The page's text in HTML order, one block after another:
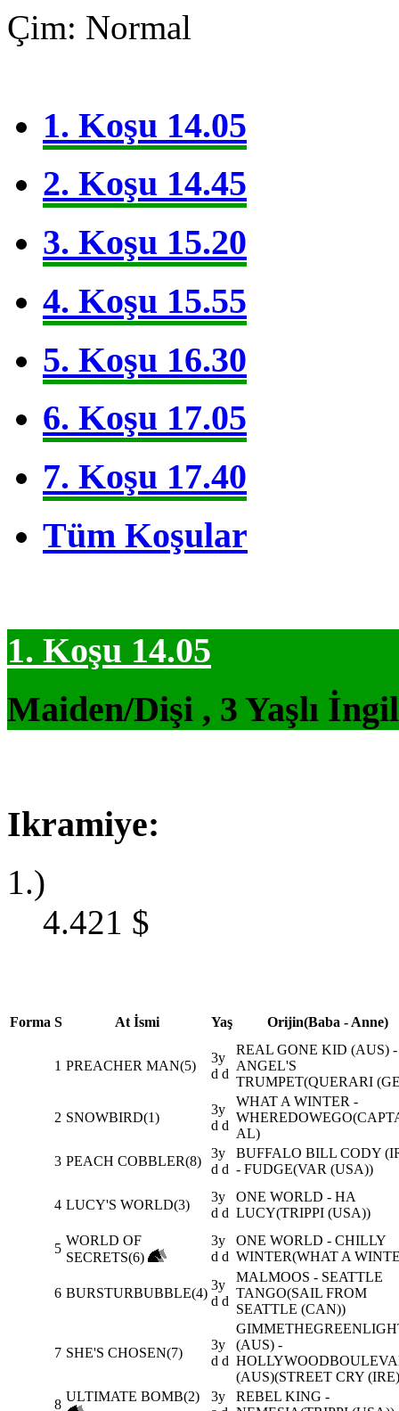
Çim: Normal
1. Koşu 14.05
2. Koşu 14.45
3. Koşu 15.20
4. Koşu 15.55
5. Koşu 16.30
6. Koşu 17.05
7. Koşu 17.40
Tüm Koşular
1. Koşu 14.05
Maiden/Dişi , 3 Yaşlı
Ikramiye:
1.)
4.421 $
Forma S At İsmi Yaş Orijin(Baba - Anne)
1 PREACHER MAN(5)
3y
d d
REAL GONE KID (AUS) -
ANGEL'S
TRUMPET(QUERARI
2 SNOWBIRD(1)
3y
d d
WHAT A WINTER -
AL)
3 PEACH COBBLER(8)
3y
d d
BUFFALO BILL CODY
- FUDGE(VAR (USA))
4 LUCY'S WORLD(3)
3y
d d
ONE WORLD - HA
LUCY(TRIPPI (USA))
5
WORLD OF
SECRETS(6)
3y
d d
ONE WORLD - CHILLY
WINTER(WHAT A
6 BURSTURBUBBLE(4)
3y
d d
MALMOOS - SEATTLE
TANGO(SAIL FROM
SEATTLE (CAN))
7 SHE'S CHOSEN(7)
3y
d d
(AUS) -
(AUS)(STREET CRY
8
ULTIMATE BOMB(2)
3y
REBEL KING -